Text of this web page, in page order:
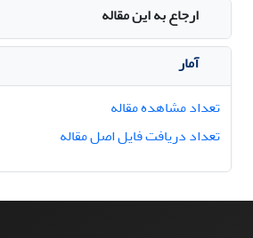
ارجاع به این مقاله
آمار
تعداد مشاهده مقاله
تعداد دریافت فایل اصل مقاله